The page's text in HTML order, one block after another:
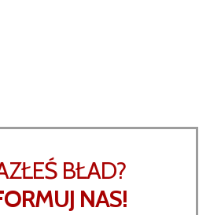
BŁAD?
NAS!